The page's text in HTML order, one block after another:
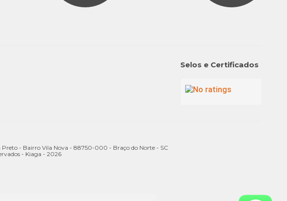
Selos e Certificados
- Bairro Vila Nova - 88750-000 - Braço do Norte - SC
- Kiaga - 2026